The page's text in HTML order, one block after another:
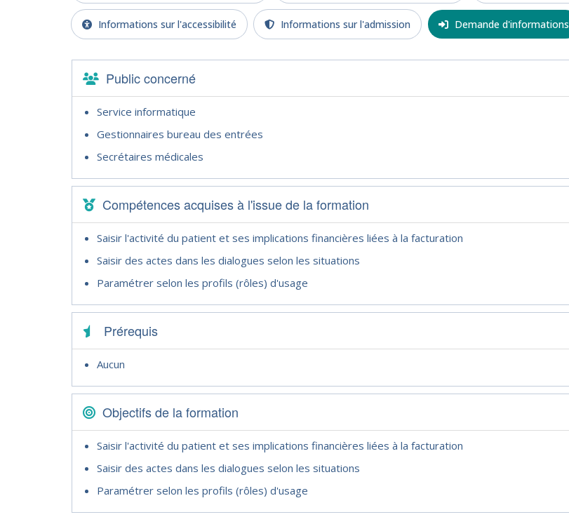
Informations sur l'accessibilité Informations sur l'admission Demande d'informations
Public concerné
Service informatique
Gestionnaires bureau des entrées
Secrétaires médicales
Compétences acquises à l'issue de la formation
Saisir l'activité du patient et ses implications financières liées à la facturation
Saisir des actes dans les dialogues selon les situations
Paramétrer selon les profils (rôles) d'usage
Prérequis
Aucun
Objectifs de la formation
Saisir l'activité du patient et ses implications financières liées à la facturation
Saisir des actes dans les dialogues selon les situations
Paramétrer selon les profils (rôles) d'usage